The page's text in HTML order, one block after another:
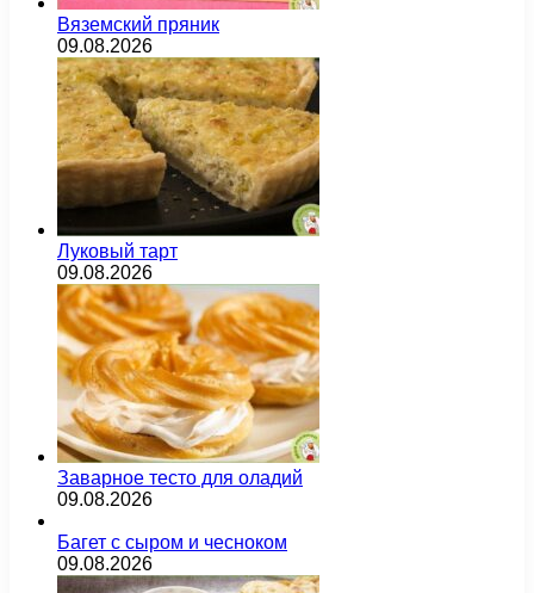
Вяземский пряник
09.08.2026
Луковый тарт
09.08.2026
Заварное тесто для оладий
09.08.2026
Багет с сыром и чесноком
09.08.2026